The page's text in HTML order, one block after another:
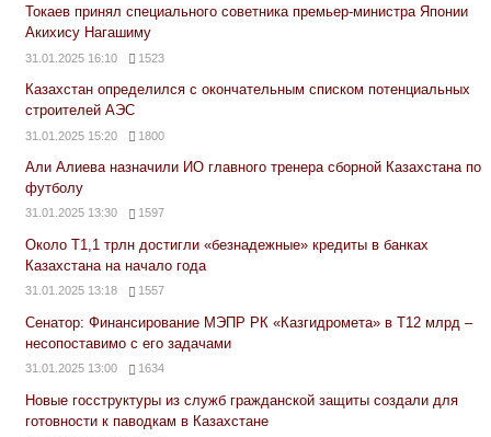
Токаев принял специального советника премьер-министра Японии
Акихису Нагашиму
31.01.2025 16:10 1523
Казахстан определился с окончательным списком потенциальных
строителей АЭС
31.01.2025 15:20 1800
Али Алиева назначили ИО главного тренера сборной Казахстана по
футболу
31.01.2025 13:30 1597
Около Т1,1 трлн достигли «безнадежные» кредиты в банках
Казахстана на начало года
31.01.2025 13:18 1557
Сенатор: Финансирование МЭПР РК «Казгидромета» в Т12 млрд –
несопоставимо с его задачами
31.01.2025 13:00 1634
Новые госструктуры из служб гражданской защиты создали для
готовности к паводкам в Казахстане